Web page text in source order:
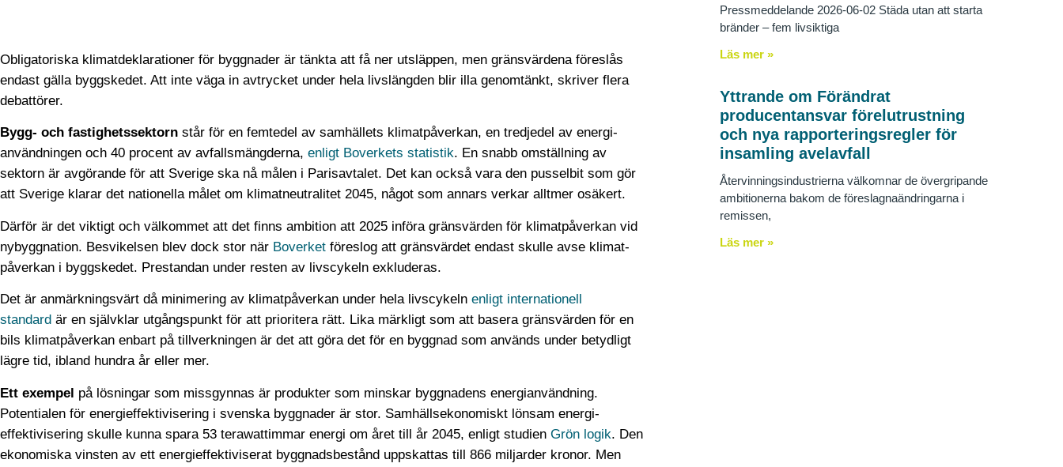
Obligatoriska klimatdeklarationer för byggnader är tänkta att få ner utsläppen, men gränsvärdena föreslås
endast gälla byggskedet. Att inte väga in avtrycket under hela livslängden blir illa genomtänkt, skriver flera
debattörer.
Bygg- och fastighetssektorn står för en femtedel av samhällets klimat­påverkan, en tredjedel av energi­
användningen och 40 procent av avfalls­mängderna, enligt Boverkets statistik. En snabb omställning av
sektorn är avgörande för att Sverige ska nå målen i Parisavtalet. Det kan också vara den pusselbit som gör
att Sverige klarar det nationella målet om klimat­neutralitet 2045, något som annars verkar alltmer osäkert.
Därför är det viktigt och välkommet att det finns ambition att 2025 införa gränsvärden för klimat­påverkan vid
nybyggnation. Besvikelsen blev dock stor när Boverket föreslog att gränsvärdet endast skulle avse klimat­
påverkan i byggskedet. Prestandan under resten av livscykeln exkluderas.
Det är anmärkningsvärt då minimering av klimat­påverkan under hela livscykeln enligt internationell
standard är en självklar utgångs­punkt för att prioritera rätt. Lika märkligt som att basera gränsvärden för en
bils klimat­påverkan enbart på tillverkningen är det att göra det för en byggnad som används under betydligt
lägre tid, ibland hundra år eller mer.
Ett exempel på lösningar som missgynnas är produkter som minskar byggnadens energi­användning.
Potentialen för energi­effektivisering i svenska byggnader är stor. Samhälls­ekonomiskt lönsam energi­
effektivisering skulle kunna spara 53 terawattimmar energi om året till år 2045, enligt studien Grön logik. Den
ekonomiska vinsten av ett energi­effektiviserat byggnads­bestånd uppskattas till 866 miljarder kronor. Men
Pressmeddelande 2026-06-02 Städa utan att starta
bränder – fem livsiktiga
Läs mer »
Yttrande om Förändrat
producentansvar förelutrustning
och nya rapporteringsregler för
insamling avelavfall
Återvinningsindustrierna välkomnar de övergripande
ambitionerna bakom de föreslagnaändringarna i
remissen,
Läs mer »